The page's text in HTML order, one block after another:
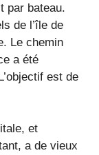
par bateau.
de l’île de
Le chemin
a été
est de
et
a de vieux